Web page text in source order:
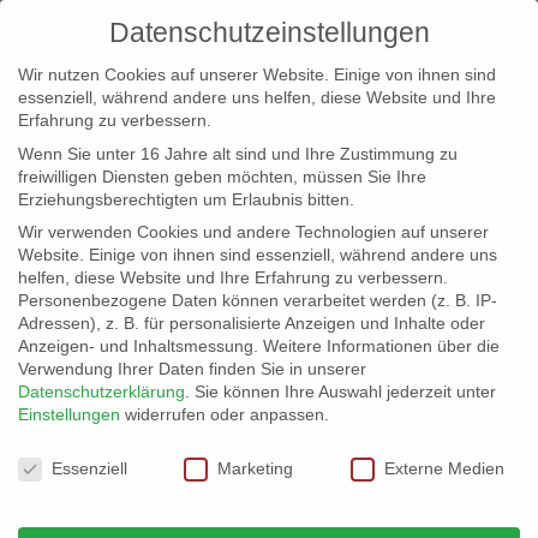
info@erfolgreich-events.de
+4940 46 777 230
Jazztrio
00450_gr_001
Datenschutzeinstellungen
Wir nutzen Cookies auf unserer Website. Einige von ihnen sind
essenziell, während andere uns helfen, diese Website und Ihre
Erfahrung zu verbessern.
Wenn Sie unter 16 Jahre alt sind und Ihre Zustimmung zu
freiwilligen Diensten geben möchten, müssen Sie Ihre
Erziehungsberechtigten um Erlaubnis bitten.
Wir verwenden Cookies und andere Technologien auf unserer
Website. Einige von ihnen sind essenziell, während andere uns
helfen, diese Website und Ihre Erfahrung zu verbessern.
Personenbezogene Daten können verarbeitet werden (z. B. IP-
Adressen), z. B. für personalisierte Anzeigen und Inhalte oder
Anzeigen- und Inhaltsmessung. Weitere Informationen über die
Verwendung Ihrer Daten finden Sie in unserer
Datenschutzerklärung
Sie können Ihre Auswahl jederzeit unter
Einstellungen widerrufen oder anpassen.
Datenschutzeinstellungen
Essenziell Marketing Externe Medien